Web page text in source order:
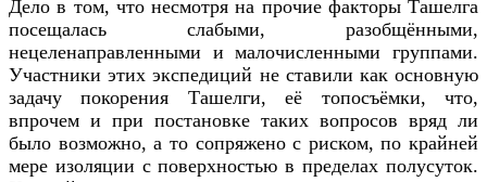
Дело в том, что несмотря на прочие факторы Ташелга
посещалась слабыми, разобщёнными,
нецеленаправленными и малочисленными группами.
Участники этих экспедиций не ставили как основную
задачу покорения Ташелги, её топосъёмки, что,
впрочем и при постановке таких вопросов вряд ли
было возможно, а то сопряжено с риском, по крайней
мере изоляции с поверхностью в пределах полусуток.